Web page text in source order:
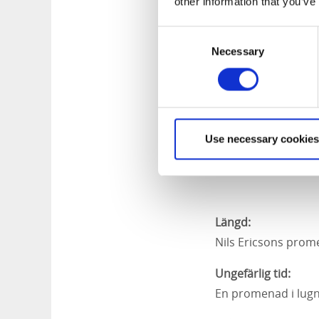
Necessary
Use necessary
promenaden.
undvika detta så
Vem var Nils
huvudverksamhet
kanalens
Längd:
Nils Ericsons
Ungefärlig tid:
En promenad i